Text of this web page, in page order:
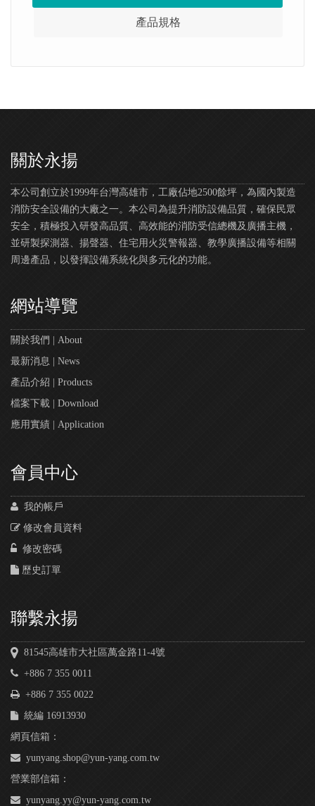
產品規格
關於永揚
本公司創立於1999年台灣高雄市，工廠佔地2500餘坪，為國內製造
消防安全設備的大廠之一。本公司為提升消防設備品質，確保民眾
安全，積極投入研發高品質、高效能的消防受信總機及廣播主機，
並研製探測器、揚聲器、住宅用火災警報器、教學廣播設備等相關
周邊產品，以發揮設備系統化與多元化的功能。
網站導覽
關於我們 | About
最新消息 | News
產品介紹 | Products
檔案下載 | Download
應用實績 | Application
會員中心
我的帳戶
修改會員資料
修改密碼
歷史訂單
聯繫永揚
81545高雄市大社區萬金路11-4號
+886 7 355 0011
+886 7 355 0022
統編 16913930
網頁信箱：
yunyang.shop@yun-yang.com.tw
營業部信箱：
yunyang.yy@yun-yang.com.tw